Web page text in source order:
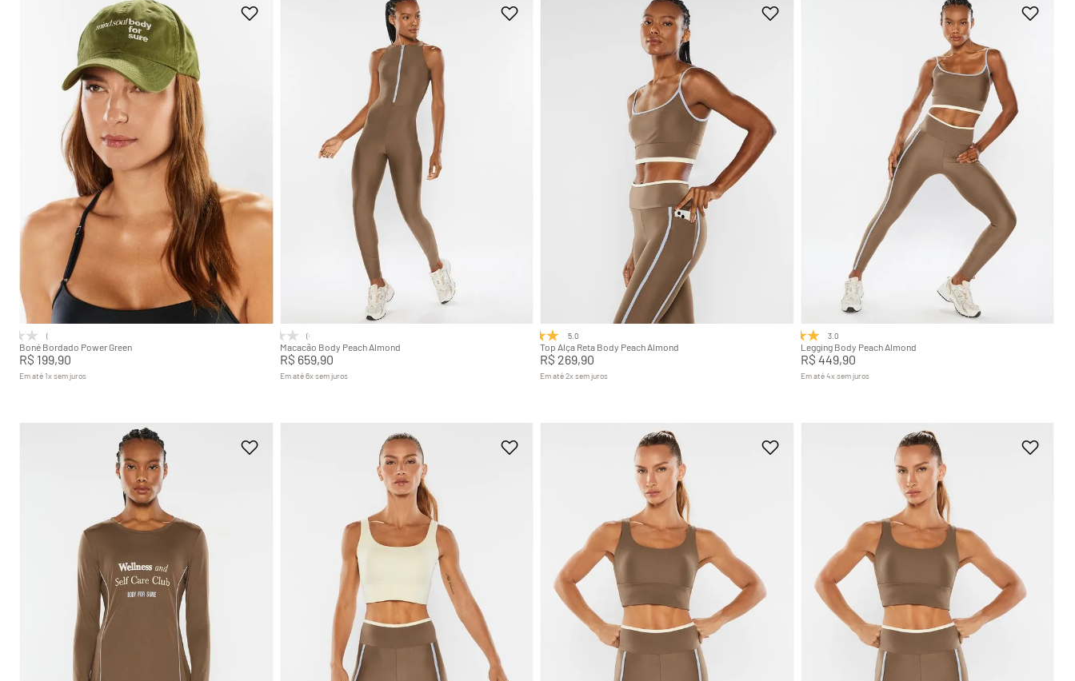
Adicionar na sacola
(0)
Boné Bordado Power Green
R$ 199,90
Em até 1xsem juros
M G
Adicionar na sacola
(0)
Macacão Body Peach Almond
R$ 659,90
Em até6xsem juros
M G
Adicionar na sacola
5.0
Top Alça Reta Body Peach Almond
R$ 269,90
Em até2xsem juros
G
Adicionar na sacola
3.0
Legging Body Peach Almond
R$ 449,90
Em até4xsem juros